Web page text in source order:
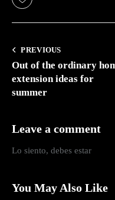
,
e
a
s
u
s
PREVIOUS
Out of the ordinary
extension ideas for
summer
Leave a comment
Lo siento, debes estar
You May Also Like